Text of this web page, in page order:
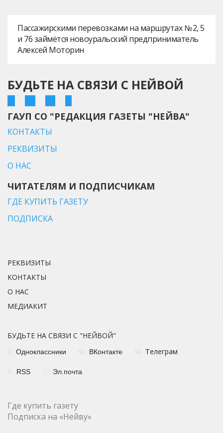
Пассажирскими перевозками на маршрутах № 2, 5
и 76 займётся новоуральский предприниматель
Алексей Моторин
БУДЬТЕ НА СВЯЗИ С НЕЙВОЙ
ГАУП СО "РЕДАКЦИЯ ГАЗЕТЫ "НЕЙВА"
КОНТАКТЫ
РЕКВИЗИТЫ
О НАС
ЧИТАТЕЛЯМ И ПОДПИСЧИКАМ
ГДЕ КУПИТЬ ГАЗЕТУ
ПОДПИСКА
РЕКВИЗИТЫ
КОНТАКТЫ
О НАС
МЕДИАКИТ
БУДЬТЕ НА СВЯЗИ С "НЕЙВОЙ"
Одноклассники ВКонтакте Телеграм
RSS Эл.почта
Где купить газету
Подписка на «Нейву»